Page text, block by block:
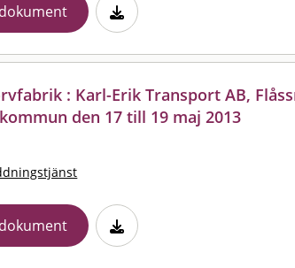
: Karl-Erik Transport AB,
den 17 till 19 maj 2013